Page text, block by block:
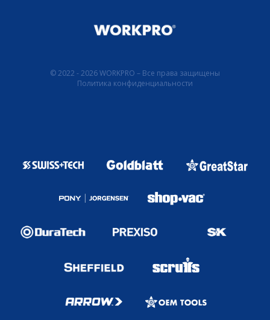
© 2022 - 2026 WORKPRO – Все права защищены
Политика конфиденциальности